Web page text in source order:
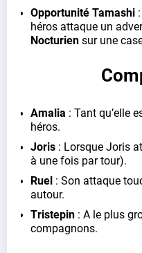
Opportunité Tamashi:
héros attaque un
Nocturiensur une
Amalia : Tant qu’elle
héros.
Joris : Lorsque Joris
à une fois par tour).
Ruel : Son attaque
autour.
Tristepin : A le plus
compagnons.